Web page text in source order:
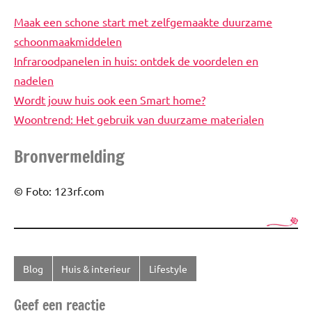
Maak een schone start met zelfgemaakte duurzame
schoonmaakmiddelen
Infraroodpanelen in huis: ontdek de voordelen en
nadelen
Wordt jouw huis ook een Smart home?
Woontrend: Het gebruik van duurzame materialen
Bronvermelding
© Foto: 123rf.com
Getagd
Duurzaam,
Blog Huis & interieur Lifestyle
Geef een reactie